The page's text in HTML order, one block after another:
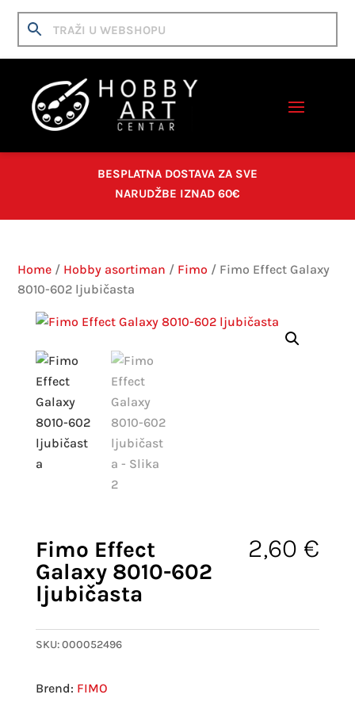
BESPLATNA DOSTAVA ZA SVE
NARUDŽBE IZNAD 60€
Home / Hobby asortiman / Fimo / Fimo Effect Galaxy
8010-602 ljubičasta
Fimo Effect
Galaxy 8010-602
ljubičasta
2,60 €
SKU:000052496
FIMO